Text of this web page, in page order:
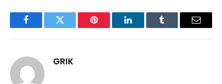
FacebookTwitter Pinterest LinkedInTumblr Email
GRIK